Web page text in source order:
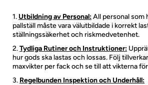
Utbildning av Personal:All personal som
pallställ måste vara välutbildade i korrekt
ställningssäkerhet och riskmedvetenhet.
Tydliga Rutiner och Instruktioner:
hur gods ska lastas och lossas. Följ
maxvikter per fack och se till att vikterna
Regelbunden Inspektion och Underhåll: